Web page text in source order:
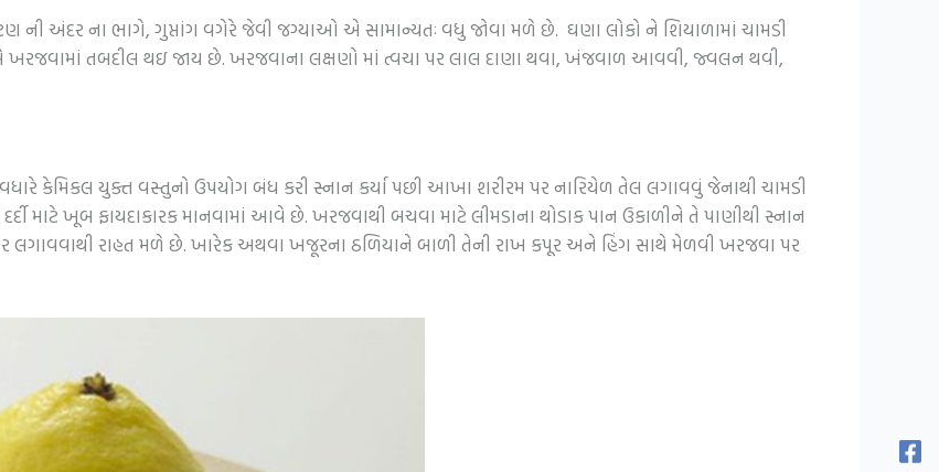
અંદર ના ભાગે, ગુપ્તાંગ વગેરે જેવી જગ્યાઓ એ સામાન્યતઃ વધુ જોવા મળે છે. ઘણા લોકો ને શિયાળામાં ચામડી
તબદીલ થઇ જાય છે. ખરજવાના લક્ષણો માં ત્વચા પર લાલ દાણા થવા, ખંજવાળ આવવી, જ્વલન થવી,
કેમિકલ યુક્ત વસ્તુનો ઉપયોગ બંધ કરી સ્નાન કર્યા પછી આખા શરીરમ પર નારિયેળ તેલ લગાવવું જેનાથી ચામડી
માટે ખૂબ ફાયદાકારક માનવામાં આવે છે. ખરજવાથી બચવા માટે લીમડાના થોડાક પાન ઉકાળીને તે પાણીથી સ્નાન
લગાવવાથી રાહત મળે છે. ખારેક અથવા ખજૂરના ઠળિયાને બાળી તેની રાખ કપૂર ‍અને હિંગ સાથે મેળવી ખરજવા પર